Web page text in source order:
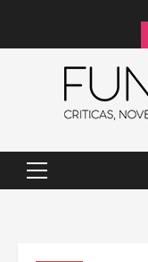
Menú